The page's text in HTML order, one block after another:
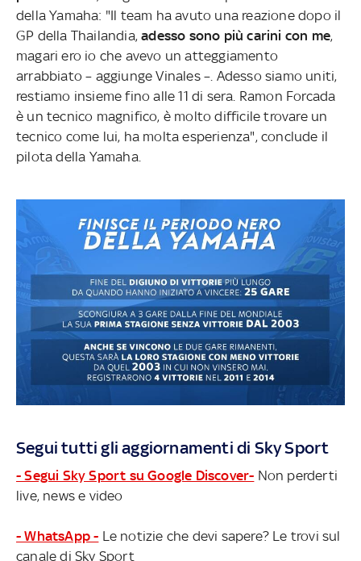
della Yamaha: "Il team ha avuto una reazione dopo il
GP della Thailandia,adesso sono più carini con me,
magari ero io che avevo un atteggiamento
arrabbiato – aggiunge Vinales –. Adesso siamo uniti,
restiamo insieme fino alle 11 di sera. Ramon Forcada
è un tecnico magnifico, è molto difficile trovare un
tecnico come lui, ha molta esperienza", conclude il
pilota della Yamaha.
Segui tutti gli aggiornamenti di Sky Sport
- Segui Sky Sport su Google Discover- Non perderti
live, news e video
- WhatsApp - Le notizie che devi sapere? Le trovi sul
canale di Sky Sport